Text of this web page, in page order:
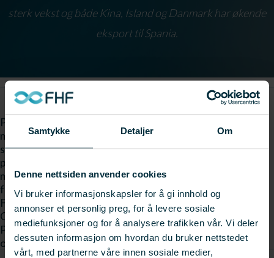
Samtykke Detaljer Om
Denne nettsiden anvender cookies
Vi bruker informasjonskapsler for å gi innhold og
annonser et personlig preg, for å levere sosiale
mediefunksjoner og for å analysere trafikken vår. Vi deler
dessuten informasjon om hvordan du bruker nettstedet
vårt, med partnerne våre innen sosiale medier,
sterk vekst og både Kina, Island og Danmark har økende
eksport til Spania.
Prosjektet vil gjennomføre en kartlegging av markedet
med bl.a markedsstatistikk og konkurentanalyse. Videre
skal det gjennomføres en produksjonstest av flere
produkter og tilslutt en markedstest i det spanske
markedet. Prosjektet er et samarbeidsprosjekt mellom
forskningsinstitusjonene Møreforskning og
Fiskeriforskning og representanter fra næringen. Arnt
Olav Aarseth fra Bacalaoforum er prosjektleder.
Prosjektet er samfinansiert av Innovasjon Norge/Møre
og Romsdal og FHF.